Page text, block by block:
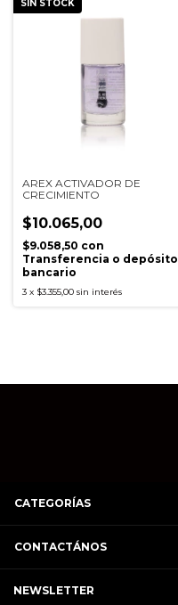
SIN STOCK
AREX ACTIVADOR DE
CRECIMIENTO
$10.065,00
$9.058,50 con
Transferencia o depósito
bancario
3 x $3.355,00 sin interés
CATEGORÍAS
CONTACTÁNOS
NEWSLETTER